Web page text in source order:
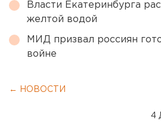
Власти Екатеринбурга
желтой водой
МИД призвал россиян
войне
← НОВОСТИ
4